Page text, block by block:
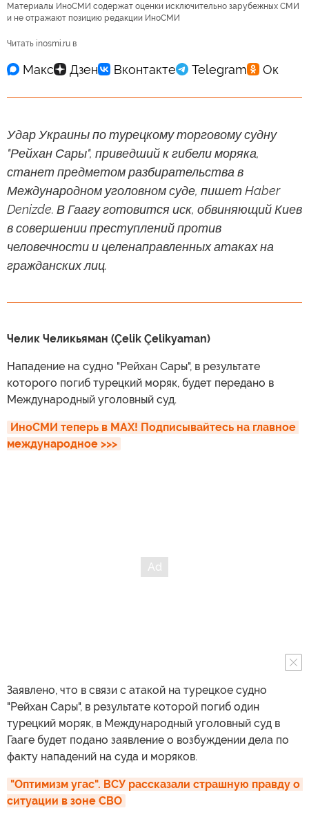
Материалы ИноСМИ содержат оценки исключительно зарубежных СМИ
и не отражают позицию редакции ИноСМИ
Читать inosmi.ru в
Удар Украины по турецкому торговому судну
"Рейхан Сары", приведший к гибели моряка,
станет предметом разбирательства в
Международном уголовном суде, пишет Haber
Denizde. В Гаагу готовится иск, обвиняющий Киев
в совершении преступлений против
человечности и целенаправленных атаках на
гражданских лиц.
Челик Челикьяман (Çelik Çelikyaman)
Нападение на судно "Рейхан Сары", в результате
которого погиб турецкий моряк, будет передано в
Международный уголовный суд.
ИноСМИ теперь в MAX! Подписывайтесь на главное
международное >>>
Заявлено, что в связи с атакой на турецкое судно
"Рейхан Сары", в результате которой погиб один
турецкий моряк, в Международный уголовный суд в
Гааге будет подано заявление о возбуждении дела по
факту нападений на суда и моряков.
"Оптимизм угас". ВСУ рассказали страшную правду о
ситуации в зоне СВО